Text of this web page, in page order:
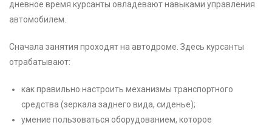
дневное время курсанты овладевают навыками управления
автомобилем.
Сначала занятия проходят на автодроме. Здесь курсанты
отрабатывают:
как правильно настроить механизмы транспортного
средства (зеркала заднего вида, сиденье);
умение пользоваться оборудованием, которое